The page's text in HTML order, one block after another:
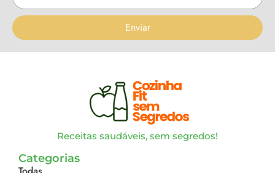
Enviar
Receitas saudáveis, sem segredos!
Categorias